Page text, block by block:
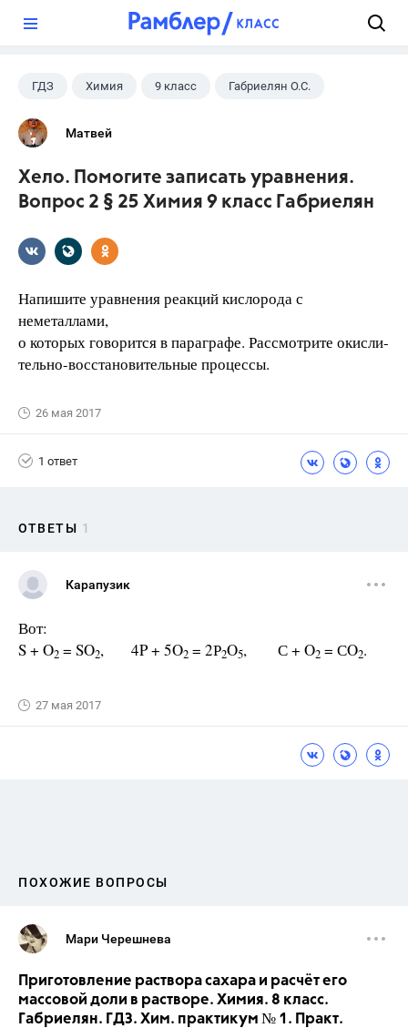
ГДЗ Химия 9 класс Габриелян О.С.
Матвей
Хело. Помогите записать уравнения.
Вопрос 2 § 25 Химия 9 класс Габриелян
Напишите уравнения реакций кислорода с
неметаллами,
о которых говорится в параграфе. Рассмотрите окисли-
тельно-восстановительные процессы.
26 мая 2017
1 ответ
ОТВЕТЫ 1
Карапузик
Вот:
S + O2 = SO2, 4P + 5O2 = 2Р2O5, С + O2 = СO2.
27 мая 2017
ПОХОЖИЕ ВОПРОСЫ
Мари Черешнева
Приготовление раствора сахара и расчёт его
массовой доли в растворе. Химия. 8 класс.
Габриелян. ГДЗ. Хим. практикум № 1. Практ.